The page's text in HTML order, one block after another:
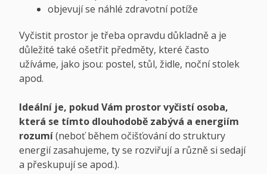
objevují se náhlé zdravotní potíže
Vyčistit prostor je třeba opravdu důkladně a je
důležité také ošetřit předměty, které často
užíváme, jako jsou: postel, stůl, židle, noční stolek
apod.
Ideální je, pokud Vám prostor vyčistí osoba,
která se tímto dlouhodobě zabývá a energiím
rozumí(neboť během očišťování do struktury
energií zasahujeme, ty se rozviřují a různě si sedají
a přeskupují se apod.).